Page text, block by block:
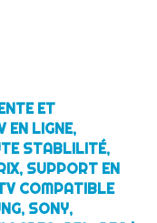
ET
EN LIGNE,
STABLILITÉ,
SUPPORT EN
COMPATIBLE
SONY,